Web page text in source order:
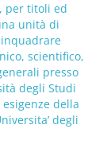
per titoli ed
unità di
scientifico,
presso
degli Studi
della
degli